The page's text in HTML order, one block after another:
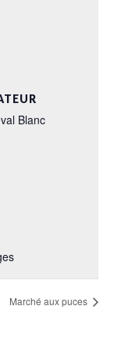
Blanc
Marché aux puces